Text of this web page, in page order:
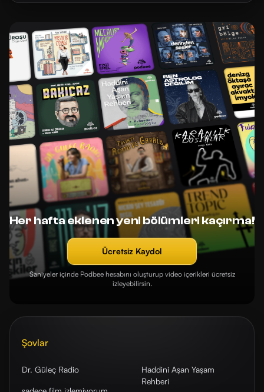
Her hafta eklenen yeni bölümleri kaçırma!
Ücretsiz Kaydol
Saniyeler içinde Podbee hesabını oluşturup video içerikleri ücretsiz
izleyebilirsin.
Şovlar
Dr. Güleç Radio
Haddini Aşan Yaşam
Rehberi